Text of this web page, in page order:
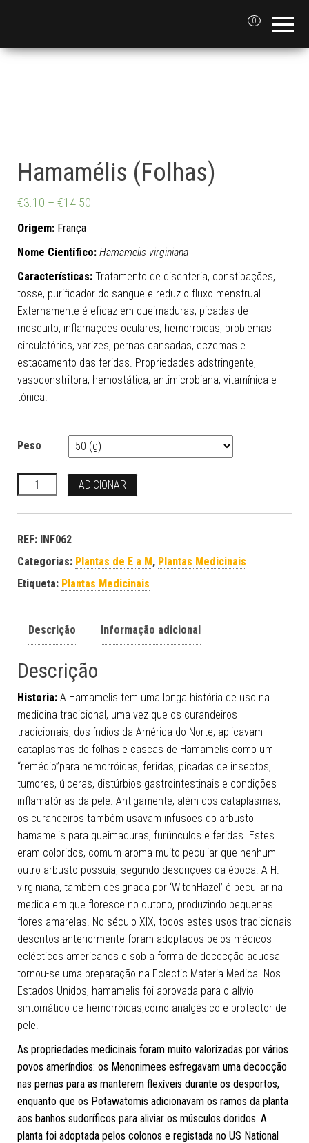
0
Hamamélis (Folhas)
€3.10 – €14.50
Origem: França
Nome Científico: Hamamelis virginiana
Características: Tratamento de disenteria, constipações,
tosse, purificador do sangue e reduz o fluxo menstrual.
Externamente é eficaz em queimaduras, picadas de
mosquito, inflamações oculares, hemorroidas, problemas
circulatórios, varizes, pernas cansadas, eczemas e
estacamento das feridas. Propriedades adstringente,
vasoconstritora, hemostática, antimicrobiana, vitamínica e
tónica.
Peso
Quantidade ADICIONAR
REF: INF062
Categorias: Plantas de E a M, Plantas Medicinais
Etiqueta: Plantas Medicinais
Descrição Informação adicional
Descrição
Historia: A Hamamelis tem uma longa história de uso na
medicina tradicional, uma vez que os curandeiros
tradicionais, dos índios da América do Norte, aplicavam
cataplasmas de folhas e cascas de Hamamelis como um
“remédio”para hemorróidas, feridas, picadas de insectos,
tumores, úlceras, distúrbios gastrointestinais e condições
inflamatórias da pele. Antigamente, além dos cataplasmas,
os curandeiros também usavam infusões do arbusto
hamamelis para queimaduras, furúnculos e feridas. Estes
eram coloridos, comum aroma muito peculiar que nenhum
outro arbusto possuía, segundo descrições da época. A H.
virginiana, também designada por ‘WitchHazel’ é peculiar na
medida em que floresce no outono, produzindo pequenas
flores amarelas. No século XIX, todos estes usos tradicionais
descritos anteriormente foram adoptados pelos médicos
eclécticos americanos e sob a forma de decocção aquosa
tornou-se uma preparação na Eclectic Materia Medica. Nos
Estados Unidos, hamamelis foi aprovada para o alívio
sintomático de hemorróidas,como analgésico e protector de
pele.
As propriedades medicinais foram muito valorizadas por vários
povos ameríndios: os Menonimees esfregavam uma decocção
nas pernas para as manterem flexíveis durante os desportos,
enquanto que os Potawatomis adicionavam os ramos da planta
aos banhos sudoríficos para aliviar os músculos doridos. A
planta foi adoptada pelos colonos e registada no US National